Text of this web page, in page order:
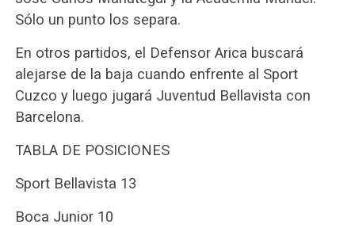
Sólo un punto los separa.
En otros partidos, el Defensor Arica buscará
alejarse de la baja cuando enfrente al Sport
Cuzco y luego jugará Juventud Bellavista con
Barcelona.
TABLA DE POSICIONES
Sport Bellavista 13
Boca Junior 10